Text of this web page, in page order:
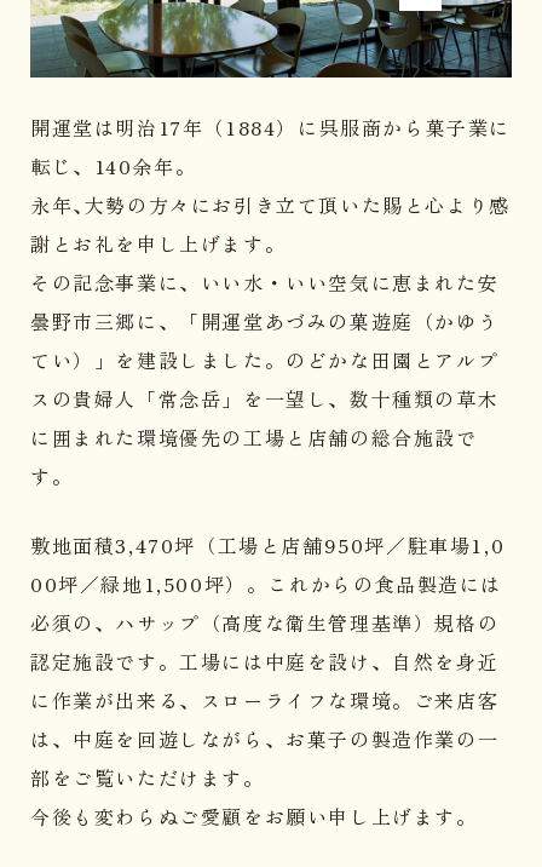
開運堂は明治17年（1884）に呉服商から菓子業に
転じ、140余年。
永年､大勢の方々にお引き立て頂いた賜と心より感
謝とお礼を申し上げます。
その記念事業に、いい水・いい空気に恵まれた安
曇野市三郷に、「開運堂あづみの菓遊庭（かゆう
てい）」を建設しました。のどかな田園とアルプ
スの貴婦人「常念岳」を一望し、数十種類の草木
に囲まれた環境優先の工場と店舗の総合施設で
す。
敷地面積3,470坪（工場と店舗950坪／駐車場1,0
00坪／緑地1,500坪）。これからの食品製造には
必須の、ハサップ（高度な衛生管理基準）規格の
認定施設です。工場には中庭を設け、自然を身近
に作業が出来る、スローライフな環境。ご来店客
は、中庭を回遊しながら、お菓子の製造作業の一
部をご覧いただけます。
今後も変わらぬご愛顧をお願い申し上げます。